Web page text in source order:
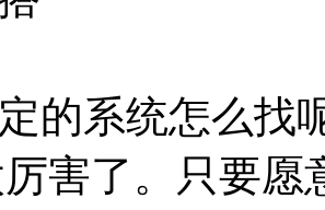
的系统怎么找
害了。只要